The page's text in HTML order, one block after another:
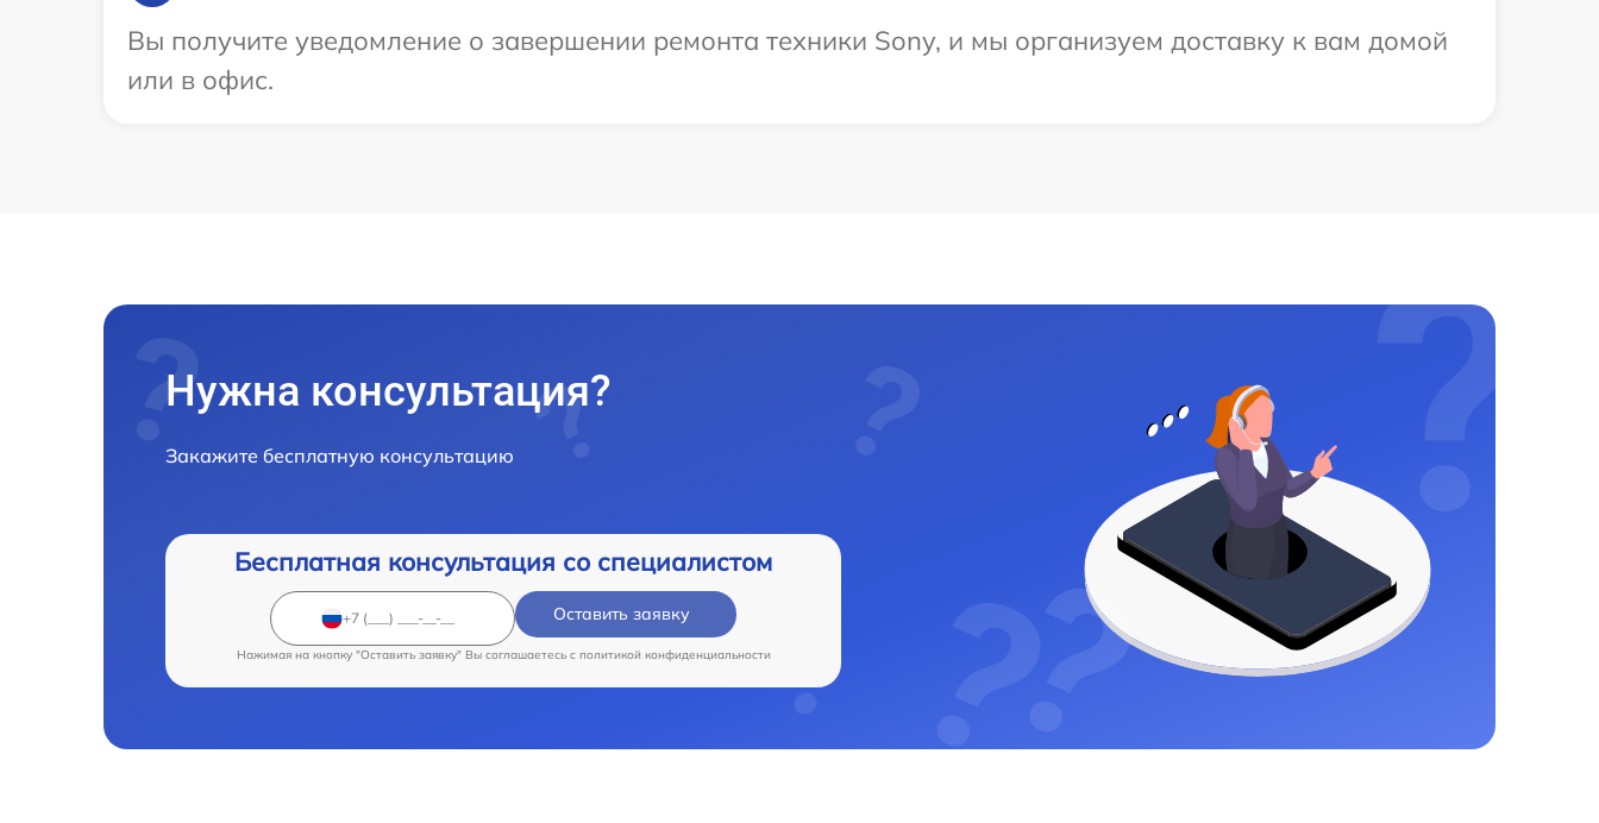
Вы получите уведомление о завершении ремонта техники Sony, и мы организуем доставку к вам домой
или в офис.
Нужна консультация?
Закажите бесплатную консультацию
Бесплатная консультация со специалистом
Оставить заявку
Нажимая на кнопку "Оставить заявку" Вы соглашаетесь c политикой конфиденциальности